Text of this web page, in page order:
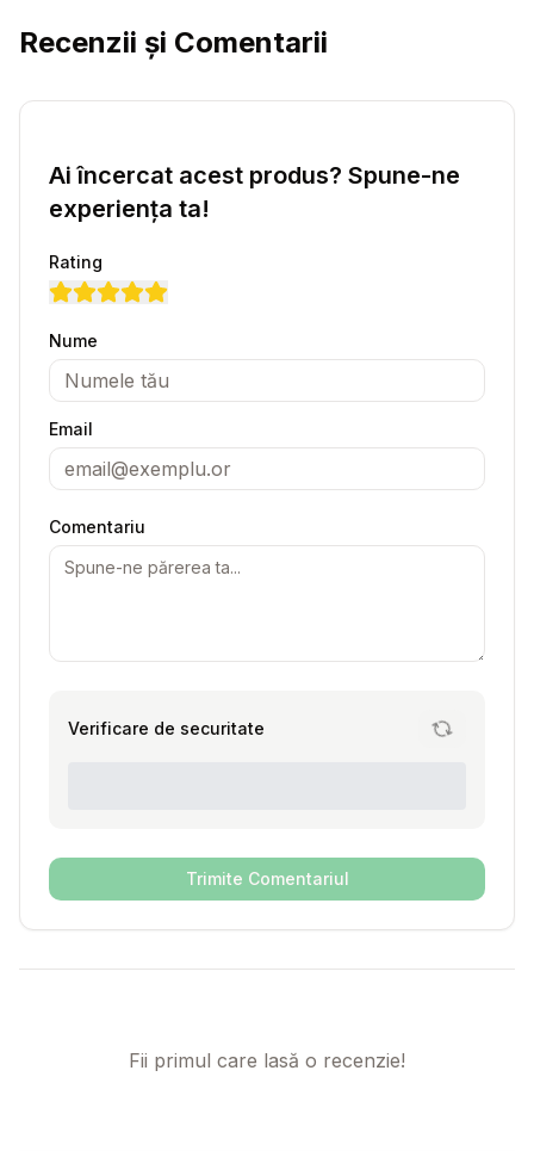
Recenzii și Comentarii
Ai încercat acest produs? Spune-ne
experiența ta!
Rating
Nume
Email
Comentariu
Verificare de securitate
Trimite Comentariul
Fii primul care lasă o recenzie!